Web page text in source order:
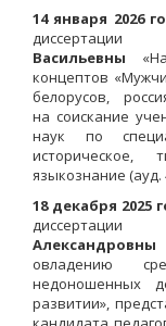
14 января 2026
диссертации
Васильевны
концептов
белорусов,
на соискание
наук по
историческое,
языкознание (ауд.
18 декабря 2025
диссертации
Александровны
овладению
недоношенных
развитии»,